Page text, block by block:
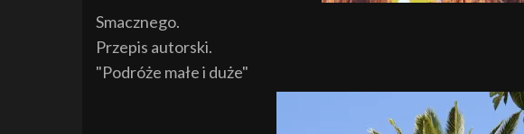
Smacznego.
Przepis autorski.
"Podróże małe i duże"